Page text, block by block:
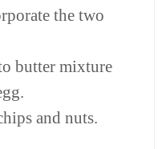
the two
butter mixture
and nuts.